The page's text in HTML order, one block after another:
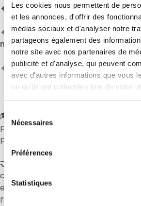
Les cookies nous permettent de
et les annonces, d'offrir des
médias sociaux et d'analyser notre
partageons également des
notre site avec nos partenaires de
publicité et d'analyse, qui peuvent
avec d'autres informations que vous
ou qu'ils ont collectées lors de votre
Sélection
du
consentement
Nécessaires
Préférences
Statistiques
🔸 Gestion appliquée: 18,86/20
🔸
Environnement économique,
management de l’organisation:
🔸 Dossier professionnel : 20/20
🎓
Toutes nos
passion, votre rigueur et votre
payé.
🤝
collective ne serait pas possible sans
encadrement de qualité. Nous tenons
l’engagement :